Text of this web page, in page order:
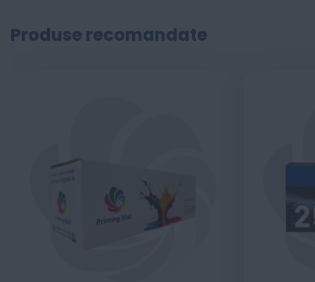
Produse recomandate